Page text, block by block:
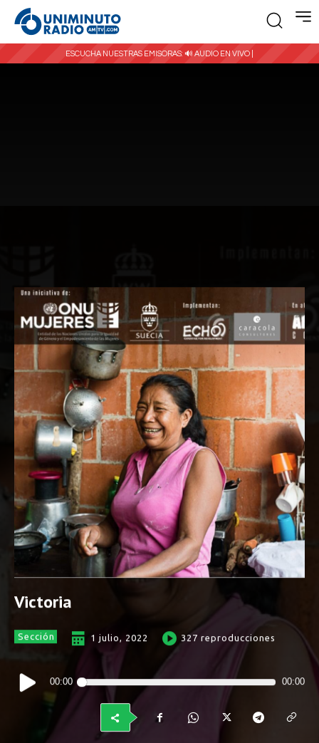
ESCUCHA NUESTRAS EMISORAS: 🔊 AUDIO EN VIVO |
Victoria
Sección 1 julio, 2022 327 reproducciones
Reproductor
de
00:00 00:00